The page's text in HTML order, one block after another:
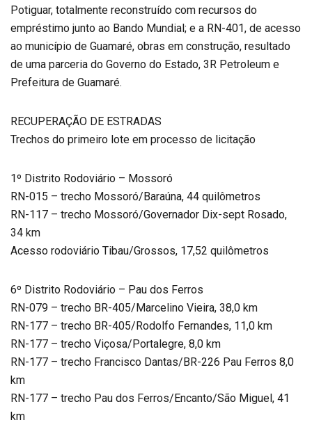
Potiguar, totalmente reconstruído com recursos do
empréstimo junto ao Bando Mundial; e a RN-401, de acesso
ao município de Guamaré, obras em construção, resultado
de uma parceria do Governo do Estado, 3R Petroleum e
Prefeitura de Guamaré.
RECUPERAÇÃO DE ESTRADAS
Trechos do primeiro lote em processo de licitação
1º Distrito Rodoviário – Mossoró
RN-015 – trecho Mossoró/Baraúna, 44 quilômetros
RN-117 – trecho Mossoró/Governador Dix-sept Rosado,
34 km
Acesso rodoviário Tibau/Grossos, 17,52 quilômetros
6º Distrito Rodoviário – Pau dos Ferros
RN-079 – trecho BR-405/Marcelino Vieira, 38,0 km
RN-177 – trecho BR-405/Rodolfo Fernandes, 11,0 km
RN-177 – trecho Viçosa/Portalegre, 8,0 km
RN-177 – trecho Francisco Dantas/BR-226 Pau Ferros 8,0
km
RN-177 – trecho Pau dos Ferros/Encanto/São Miguel, 41
km